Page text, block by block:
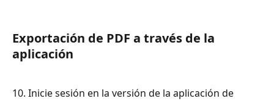
Exportación de PDF a través de la
aplicación
10. Inicie sesión en la versión de la aplicación de